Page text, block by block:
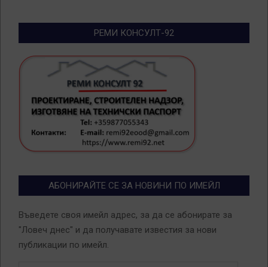
РЕМИ КОНСУЛТ-92
АБОНИРАЙТЕ СЕ ЗА НОВИНИ ПО ИМЕЙЛ
Въведете своя имейл адрес, за да се абонирате за
"Ловеч днес" и да получавате известия за нови
публикации по имейл.